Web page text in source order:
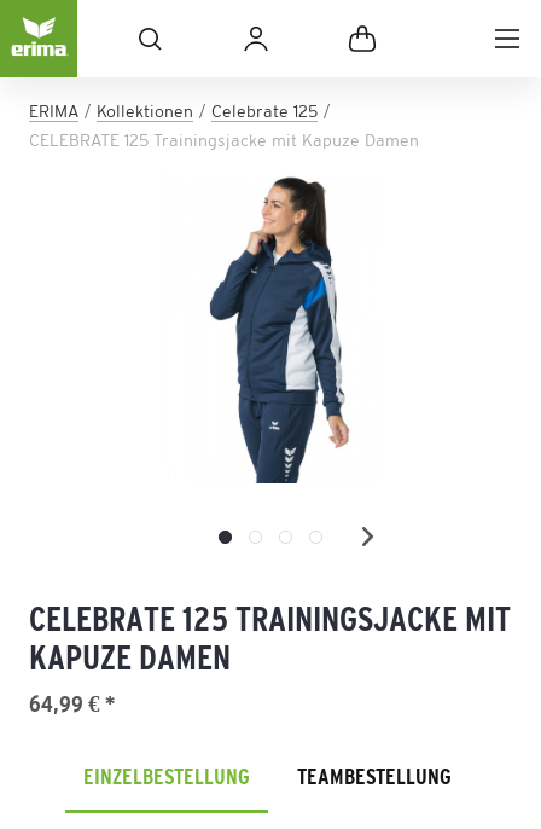
ERIMA Kollektionen
Celebrate 125
CELEBRATE 125 Trainingsjacke mit Kapuze Damen
CELEBRATE 125 TRAININGSJACKE MIT
KAPUZE DAMEN
64,99 € *
EINZELBESTELLUNG TEAMBESTELLUNG